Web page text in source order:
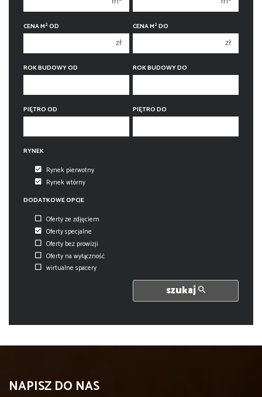
3 pokoje
4 pokoje
6 pokoi
3 pokoje
4 pokoje
6 pokoi
CENA M2OD
zł
CENA M2DO
zł
ROK BUDOWY OD ROK BUDOWY DO
PIĘTRO OD PIĘTRO DO
RYNEK
Rynek pierwotny
Rynek wtórny
DODATKOWE OPCJE
Oferty ze zdjęciem
Oferty specjalne
Oferty bez prowizji
Oferty na wyłączność
wirtualne spacery
szukaj
NAPISZ DO NAS